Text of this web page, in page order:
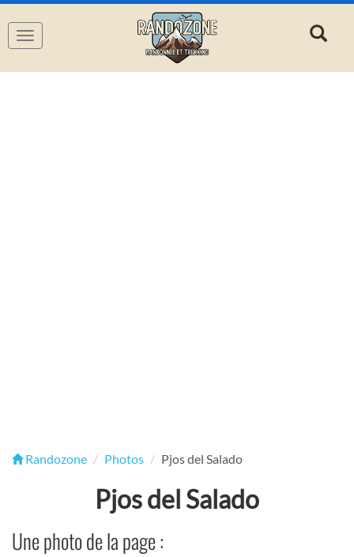
Navigation
Randozone Photos Pjos del Salado
Pjos del Salado
Une photo de la page :